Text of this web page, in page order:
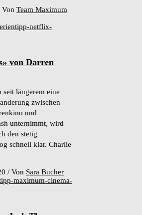
Von Team Maximum
von Darren
längerem eine
zwischen
und
unternimmt, wird
den stetig
schnell klar. Charlie
/ Von Sara Bucher